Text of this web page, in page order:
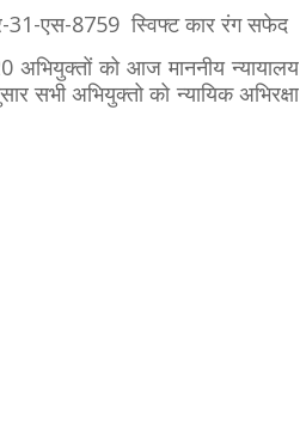
31-एस-8759 स्विफ्ट कार रंग सफेद
अभियुक्तों को आज माननीय न्यायालय
सभी अभियुक्तो को न्यायिक अभिरक्षा